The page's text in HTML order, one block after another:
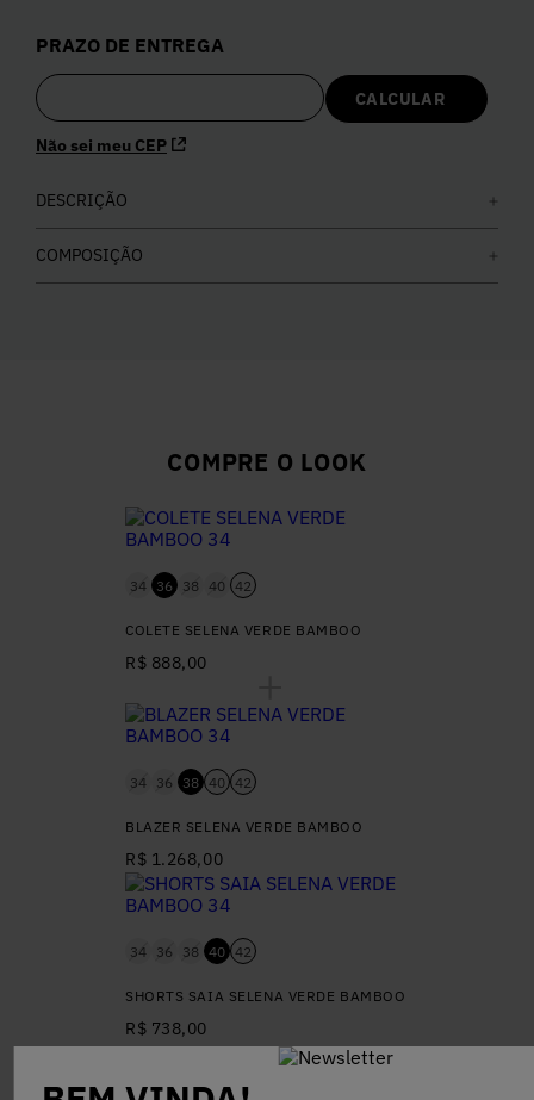
PRAZO DE ENTREGA
Não sei meu CEP
DESCRIÇÃO
COMPOSIÇÃO
COMPRE O LOOK
34 36 38 40 42
COLETE SELENA VERDE BAMBOO
R$ 888,00
34 36 38 40 42
BLAZER SELENA VERDE BAMBOO
R$ 1.268,00
34 36 38 40 42
SHORTS SAIA SELENA VERDE BAMBOO
R$ 738,00
COMPRAR O LOOK
5º Calça
6º Vestidos
7º Colete
Calça Jeans